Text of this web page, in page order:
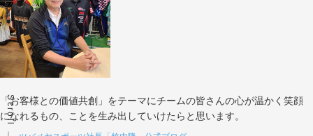
Scroll
「お客様との価値共創」をテーマにチームの皆さんの心が温かく笑顔
になれるもの、ことを生み出していけたらと思います。